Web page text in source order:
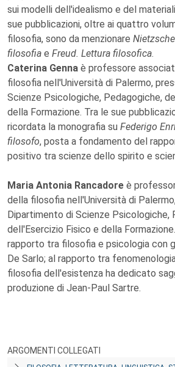
sui modelli dell'idealismo e del
sue pubblicazioni, oltre ai quattro
filosofia, sono da menzionare
filosofia e Freud. Lettura filosofica.
Caterina Genna è professore
filosofia nell'Università di Palermo,
Scienze Psicologiche, Pedagogiche,
della Formazione. Tra le sue
ricordata la monografia su Federigo
filosofo, posta a fondamento del
positivo tra scienze dello spirito e
Maria Antonia Rancadore è
della filosofia nell'Università di
Dipartimento di Scienze Psicologiche,
dell'Esercizio Fisico e della
rapporto tra filosofia e psicologia con
De Sarlo; al rapporto tra
filosofia dell'esistenza ha dedicato
produzione di Jean-Paul Sartre.
ARGOMENTI COLLEGATI